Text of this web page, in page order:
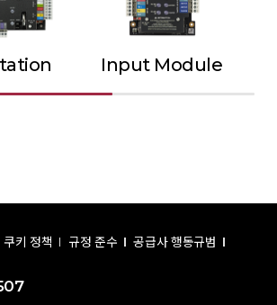
Input Module
쿠키 정책 규정 준수 공급사 행동규범